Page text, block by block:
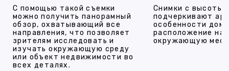
С помощью такой съемки
можно получить панорамный
обзор, охватывающий все
направления, что позволяет
зрителям исследовать и
изучать окружающую среду
или объект недвижимости во
всех деталях.
Снимки с высоты
подчеркивают
особенности
расположение на
окружающую